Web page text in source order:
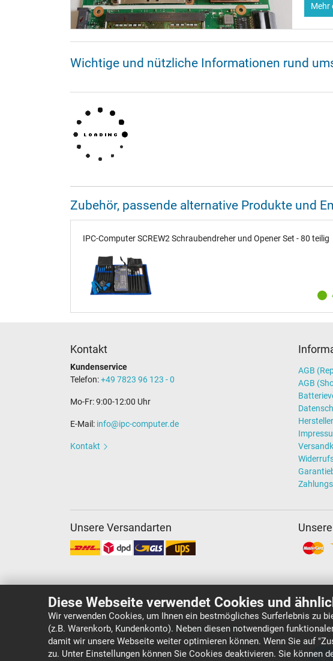
Diese Webseite verwendet Cookies und
Wir verwenden Cookies, um Ihnen ein bestmögliches Surferlebnis zu
(z.B. Warenkorb, Kundenkonto). Neben diesen notwendigen
damit wir unsere Webseite weiter optimieren können. Wenn Sie auf
zu. Unter Einstellungen können Sie Cookies deaktivieren. Sie können
Mehr
Wichtige und nützliche Informationen rund
Zubehör, passende alternative Produkte und
IPC-Computer SCREW2 Schraubendreher und Opener Set - 80 teilig
Kontakt
Kundenservice
Telefon:+49 7823 96 123 - 0
Mo-Fr: 9:00-12:00 Uhr
E-Mail: info@ipc-computer.de
Kontakt
AGB
AGB
Unsere Versandarten
Copyright ©IPC-Computer Deutschland GmbH